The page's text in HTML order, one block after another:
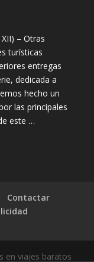
– Otras
turísticas
entregas
dedicada a
hecho un
las principales
este …
Contactar
en viajes baratos